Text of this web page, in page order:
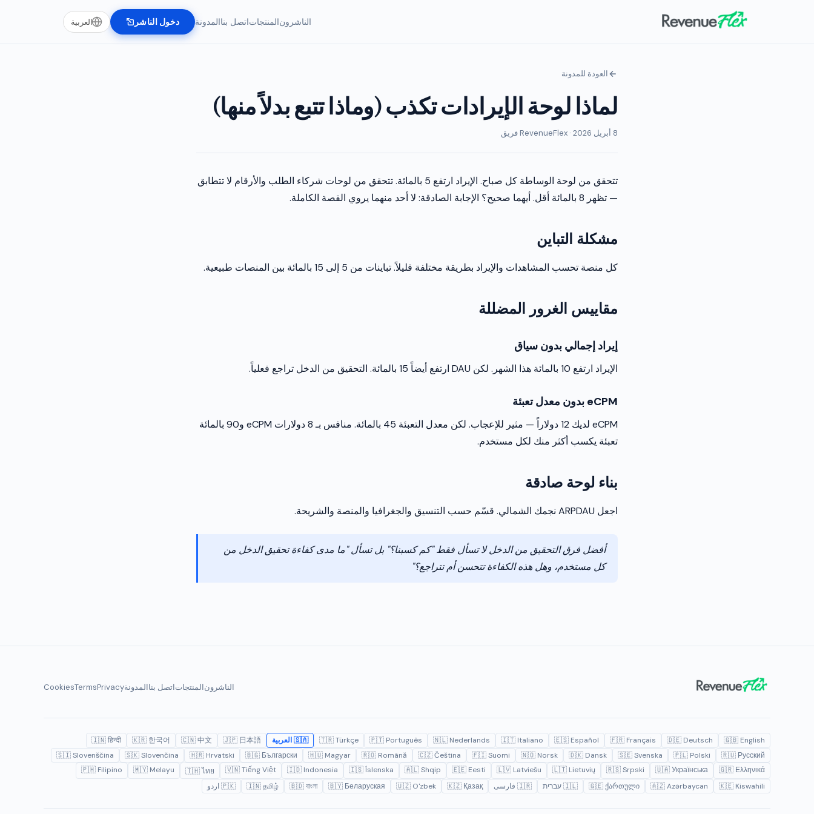
الناشرونالمنتجاتاتصل بناالمدونة دخول الناشر العربية
العودة للمدونة
لماذا لوحة الإيرادات تكذب (وماذا تتبع بدلاً منها)
8 أبريل 2026 · RevenueFlex فريق
تتحقق من لوحة الوساطة كل صباح. الإيراد ارتفع 5 بالمائة. تتحقق من لوحات شركاء الطلب والأرقام لا تتطابق
— تظهر 8 بالمائة أقل. أيهما صحيح؟ الإجابة الصادقة: لا أحد منهما يروي القصة الكاملة.
مشكلة التباين
كل منصة تحسب المشاهدات والإيراد بطريقة مختلفة قليلاً. تباينات من 5 إلى 15 بالمائة بين المنصات طبيعية.
مقاييس الغرور المضللة
إيراد إجمالي بدون سياق
الإيراد ارتفع 10 بالمائة هذا الشهر. لكن DAU ارتفع أيضاً 15 بالمائة. التحقيق من الدخل تراجع فعلياً.
eCPM بدون معدل تعبئة
eCPM لديك 12 دولاراً — مثير للإعجاب. لكن معدل التعبئة 45 بالمائة. منافس بـ 8 دولارات eCPM و90 بالمائة
تعبئة يكسب أكثر منك لكل مستخدم.
بناء لوحة صادقة
اجعل ARPDAU نجمك الشمالي. قسّم حسب التنسيق والجغرافيا والمنصة والشريحة.
أفضل فرق التحقيق من الدخل لا تسأل فقط "كم كسبنا؟" بل تسأل "ما مدى كفاءة تحقيق الدخل من
كل مستخدم، وهل هذه الكفاءة تتحسن أم تتراجع؟"
الناشرونالمنتجاتاتصل بناالمدونةPrivacy
Terms
Cookies
🇬🇧 English
🇩🇪 Deutsch
🇫🇷 Français
🇪🇸 Español
🇮🇹 Italiano
🇳🇱 Nederlands
🇵🇹 Português
🇹🇷 Türkçe 🇸🇦 العربية 🇯🇵 日本語
🇨🇳 中文
🇰🇷 한국어
🇮🇳 हिन्दी
🇷🇺 Русский
🇵🇱 Polski
🇸🇪 Svenska
🇩🇰 Dansk
🇳🇴 Norsk
🇫🇮 Suomi
🇨🇿 Čeština
🇷🇴 Română
🇭🇺 Magyar
🇧🇬 Български
🇭🇷 Hrvatski
🇸🇰 Slovenčina
🇸🇮 Slovenščina
🇬🇷 Ελληνικά
🇺🇦 Українська
🇷🇸 Srpski
🇱🇹 Lietuvių
🇱🇻 Latviešu
🇪🇪 Eesti
🇦🇱 Shqip
🇮🇸 Íslenska
🇮🇩 Indonesia
🇻🇳 Tiếng Việt
🇹🇭 ไทย
🇲🇾 Melayu
🇵🇭 Filipino
🇰🇪 Kiswahili
🇦🇿 Azərbaycan
🇬🇪 ქართული 🇮🇱 עברית 🇮🇷 فارسی 🇰🇿 Қазақ
🇺🇿 O'zbek
🇧🇾 Беларуская
🇧🇩 বাংলা
🇮🇳 தமிழ் 🇵🇰 اردو